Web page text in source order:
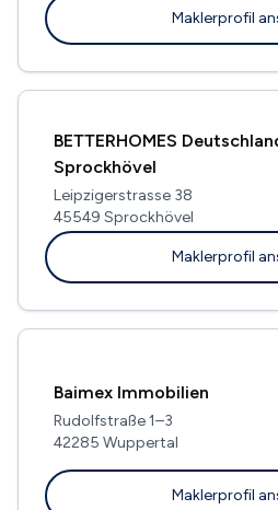
Maklerprofil
BETTERHOMES
Sprockhövel
Leipzigerstrasse 38
45549 Sprockhövel
Maklerprofil
Baimex Immobilien
Rudolfstraße 1–3
42285 Wuppertal
Maklerprofil